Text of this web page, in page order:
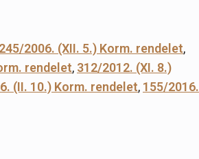
245/2006. (XII. 5.) Korm. rendelet,
rendelet, 312/2012. (XI. 8.)
(II. 10.) Korm. rendelet, 155/2016.